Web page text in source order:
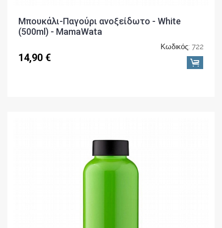
Μπουκάλι-Παγούρι ανοξείδωτο - White
(500ml) - MamaWata
Κωδικός: 722
14,90 €